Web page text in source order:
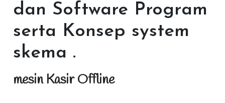
dan Software Program
serta Konsep system
skema .
mesin Kasir Offline